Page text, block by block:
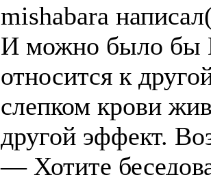
mishabara
И можно было бы
относится к
слепком крови
другой эффект.
— Хотите